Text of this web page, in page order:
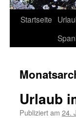
Springe
Startseite
Urlaub
Publiziert am 24.